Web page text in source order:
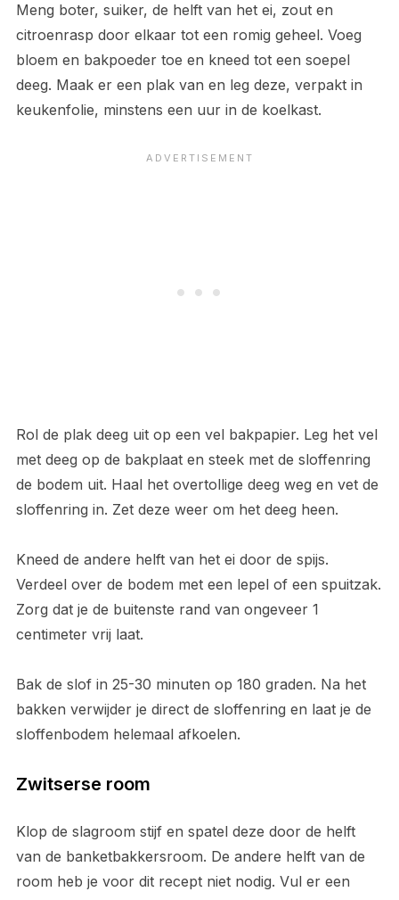
Meng boter, suiker, de helft van het ei, zout en
citroenrasp door elkaar tot een romig geheel. Voeg
bloem en bakpoeder toe en kneed tot een soepel
deeg. Maak er een plak van en leg deze, verpakt in
keukenfolie, minstens een uur in de koelkast.
Rol de plak deeg uit op een vel bakpapier. Leg het vel
met deeg op de bakplaat en steek met de sloffenring
de bodem uit. Haal het overtollige deeg weg en vet de
sloffenring in. Zet deze weer om het deeg heen.
Kneed de andere helft van het ei door de spijs.
Verdeel over de bodem met een lepel of een spuitzak.
Zorg dat je de buitenste rand van ongeveer 1
centimeter vrij laat.
Bak de slof in 25-30 minuten op 180 graden. Na het
bakken verwijder je direct de sloffenring en laat je de
sloffenbodem helemaal afkoelen.
Zwitserse room
Klop de slagroom stijf en spatel deze door de helft
van de banketbakkersroom. De andere helft van de
room heb je voor dit recept niet nodig. Vul er een